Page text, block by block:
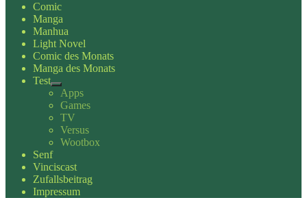
Comic
Manga
Manhua
Light Novel
Comic des Monats
Manga des Monats
Test
Apps
Games
TV
Versus
Wootbox
Senf
Vinciscast
Zufallsbeitrag
Impressum